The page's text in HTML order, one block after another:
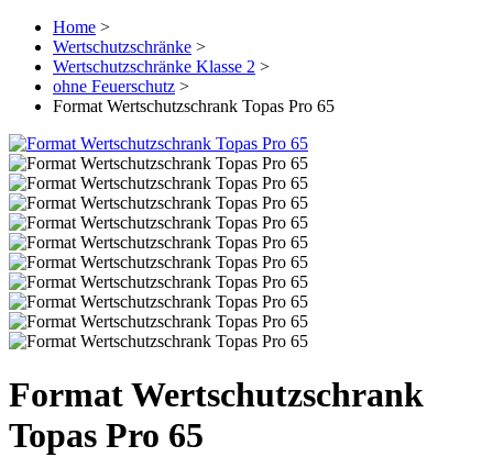
Home >
Wertschutzschränke >
Wertschutzschränke Klasse 2 >
ohne Feuerschutz >
Format Wertschutzschrank Topas Pro 65
Format Wertschutzschrank
Topas Pro 65